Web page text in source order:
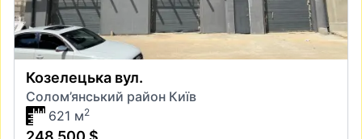
Козелецька вул.
Солом’янський район Київ
621 м2